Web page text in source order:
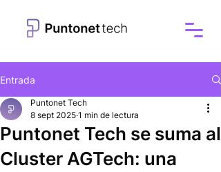
Entrada
Puntonet Tech se suma al
Cluster AGTech: una
Puntonet Tech
8 sept 2025 1 min de lectura